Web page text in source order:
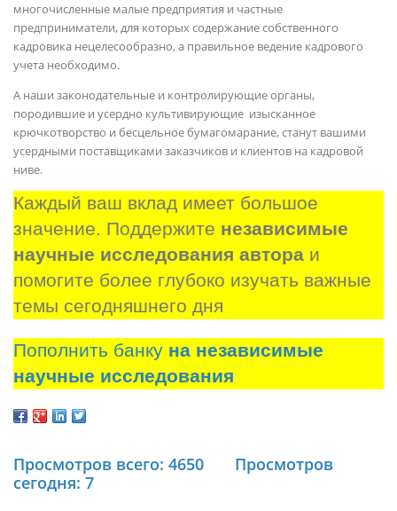
многочисленные малые предприятия и частные
предприниматели, для которых содержание собственного
кадровика нецелесообразно, а правильное ведение кадрового
учета необходимо.
А наши законодательные и контролирующие органы,
породившие и усердно культивирующие изысканное
крючкотворство и бесцельное бумагомарание, станут вашими
усердными поставщиками заказчиков и клиентов на кадровой
ниве.
Каждый ваш вклад имеет большое
значение. Поддержите независимые
научные исследования автора и
помогите более глубоко изучать важные
темы сегодняшнего дня
Пополнить банку на независимые
научные исследования
Просмотров всего: 4650
Просмотров
сегодня: 7